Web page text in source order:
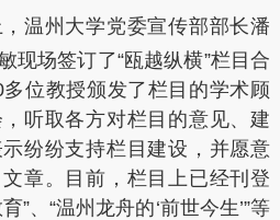
温州大学党委宣传部部长潘
现场签订了“瓯越纵横”栏目合
位教授颁发了栏目的学术顾
听取各方对栏目的意见、建
纷纷支持栏目建设，并愿意
章。目前，栏目上已经刊登
”、“温州龙舟的‘前世今生’”等